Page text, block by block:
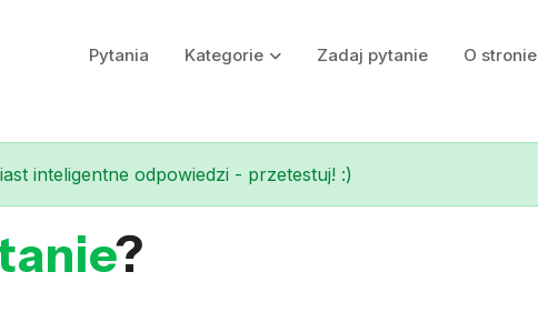
Pytania Kategorie Zadaj pytanie O stronie
inteligentne odpowiedzi - przetestuj! :)
?